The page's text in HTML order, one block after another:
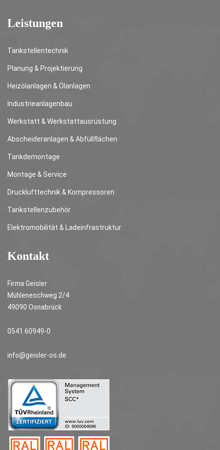
Leistungen
Tankstellentechnik
Planung & Projektierung
Heizölanlagen & Ölanlagen
Industrieanlagenbau
Werkstatt & Werkstattausrüstung
Abscheideranlagen & Abfüllflächen
Tankdemontage
Montage & Service
Drucklufttechnik & Kompressoren
Tankstellenzubehör
Elektromobilität & Ladeinfrastruktur
Kontakt
Firma Geisler
Mühleneschweg 2/4
49090 Osnabrück
0541 60949-0
info@geisler-os.de